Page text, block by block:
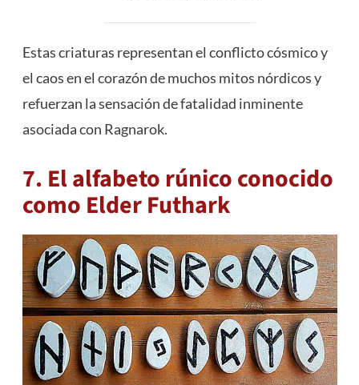
Estas criaturas representan el conflicto cósmico y
el caos en el corazón de muchos mitos nórdicos y
refuerzan la sensación de fatalidad inminente
asociada con Ragnarok.
7. El alfabeto rúnico conocido
como Elder Futhark